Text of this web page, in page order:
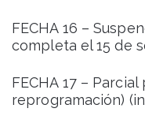
FECHA 16 –
completa el 15 de
FECHA 17 –
reprogramación)